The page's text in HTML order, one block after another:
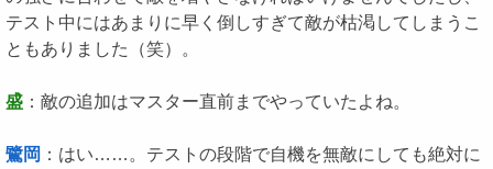
テスト中にはあまりに早く倒しすぎて敵が枯渇してしまうこ
ともありました（笑）。
盛 ：敵の追加はマスター直前までやっていたよね。
鷺岡 ：はい……。テストの段階で自機を無敵にしても絶対に